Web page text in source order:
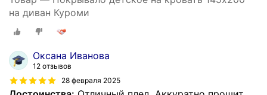
на диван Куроми
Оксана Иванова
12 отзывов
28 февраля 2025